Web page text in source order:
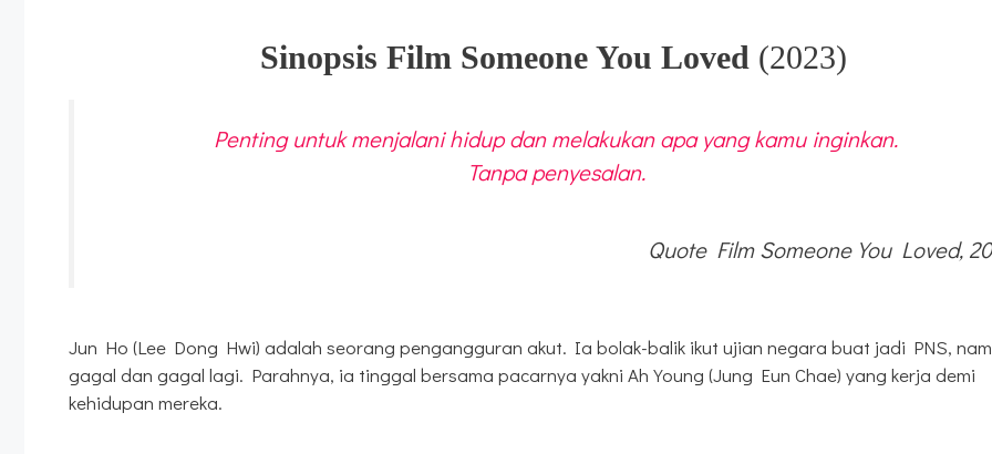
Sinopsis Film Someone You Loved (2023)
Penting untuk menjalani hidup dan melakukan apa yang kamu inginkan.
Tanpa penyesalan.
Quote Film Someone You Loved,
Jun Ho (Lee Dong Hwi) adalah seorang pengangguran akut. Ia bolak-balik ikut ujian negara buat jadi PNS,
gagal dan gagal lagi. Parahnya, ia tinggal bersama pacarnya yakni Ah Young (Jung Eun Chae) yang kerja demi
kehidupan mereka.